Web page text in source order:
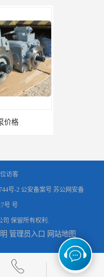
液压泵报价
位访客
号-2 公安备案号 苏公网安备
号 号
司 保留所有权利.
管理员入口 网站地图